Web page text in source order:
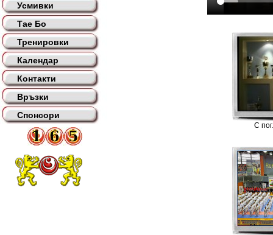
Усмивки
Тае Бо
Тренировки
Календар
Контакти
Връзки
Спонсори
С